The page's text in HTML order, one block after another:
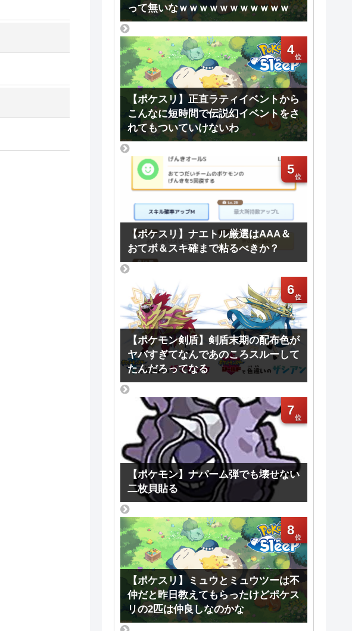
って無いなｗｗｗｗｗｗｗｗｗｗｗ
4
【ポケスリ】正直ラティイベントから
こんなに短時間で伝説幻イベントをさ
れてもついていけないわ
5
【ポケスリ】ナエトル厳選はAAA＆
おてボ＆スキ確まで粘るべきか？
6
【ポケモン剣盾】剣盾末期の配布色が
ヤバすぎてなんであのころスルーして
たんだろってなる
7
【ポケモン】ナパーム弾でも壊せない
二枚貝貼る
8
【ポケスリ】ミュウとミュウツーは不
仲だと昨日教えてもらったけどポケス
リの2匹は仲良しなのかな